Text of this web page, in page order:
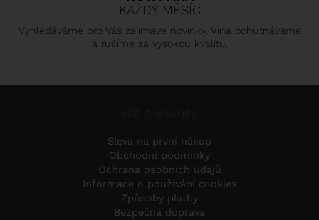
KAŽDÝ MĚSÍC
Vyhledáváme pro Vás zajímavé novinky. Vína ochutnáváme
a ručíme za vysokou kvalitu.
Sleva na první nákup
Obchodní podmínky
Ochrana osobních údajů
Informace o používání cookies
Způsoby platby
Bezpečná doprava